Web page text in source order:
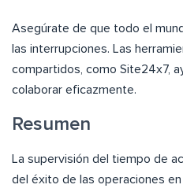
Asegúrate de que todo el
las interrupciones. Las
compartidos, como Site24x7,
colaborar eficazmente.
Resumen
La supervisión del tiempo de
del éxito de las operaciones